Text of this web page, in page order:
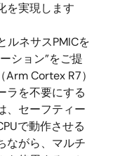
を実現します
ルネサスPMICを
ション”をご提
Cortex R7）
ラを不要にする
、セーフティー
で動作させる
ながら、マルチ